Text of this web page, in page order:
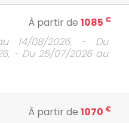
À partir de 1085 €
14/08/2026, - Du
- Du 25/07/2026 au
À partir de 1070 €